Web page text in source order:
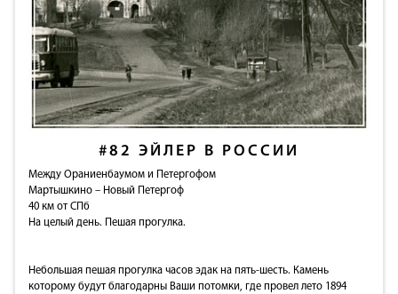
#82 ЭЙЛЕР В РОССИИ
Между Ораниенбаумом и Петергофом
Мартышкино – Новый Петергоф
40 км от СПб
На целый день. Пешая прогулка.
Небольшая пешая прогулка часов эдак на пять-шесть. Камень
которому будут благодарны Ваши потомки, где провел лето 1894